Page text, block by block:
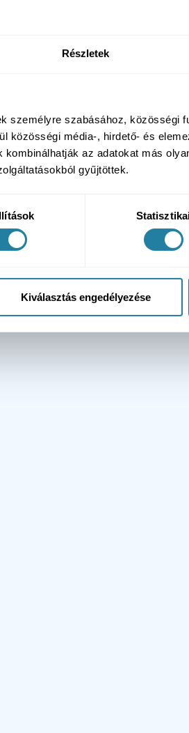
Részletek
személyre szabásához, közösségi
közösségi média-, hirdető- és
az adatokat más
gyűjtöttek.
Kiválasztás engedélyezése